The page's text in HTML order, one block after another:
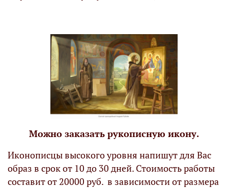
Можно заказать рукописную икону.
Иконописцы высокого уровня напишут для Вас
образ в срок от 10 до 30 дней. Стоимость работы
составит от 20000 руб. в зависимости от размера